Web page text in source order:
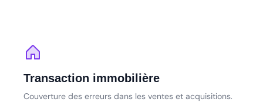
Transaction immobilière
Couverture des erreurs dans les ventes et acquisitions.